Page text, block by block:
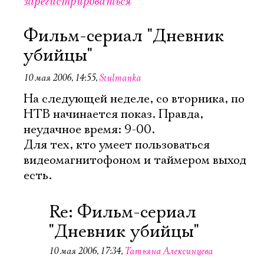
Фильм-сериал "Дневник
убийцы"
10 мая 2006, 14:55,Stulmanka
На следующей неделе, со вторника, по
НТВ начинается показ. Правда,
неудачное время: 9-00.
Для тех, кто умеет пользоваться
видеомагнитофоном и таймером выход
есть.
Re: Фильм-сериал
"Дневник убийцы"
10 мая 2006, 17:34, Татьяна Алексинцева